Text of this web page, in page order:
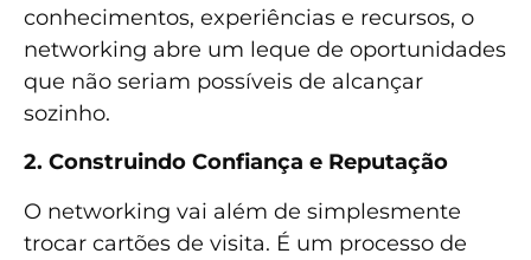
conhecimentos, experiências e recursos, o
networking abre um leque de oportunidades
que não seriam possíveis de alcançar
sozinho.
2. Construindo Confiança e Reputação
O networking vai além de simplesmente
trocar cartões de visita. É um processo de